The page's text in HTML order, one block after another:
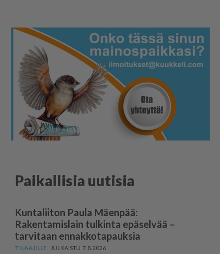
Paikallisia uutisia
Kuntaliiton Paula Mäenpää:
Rakentamislain tulkinta epäselvää –
tarvitaan ennakkotapauksia
7.8.2026